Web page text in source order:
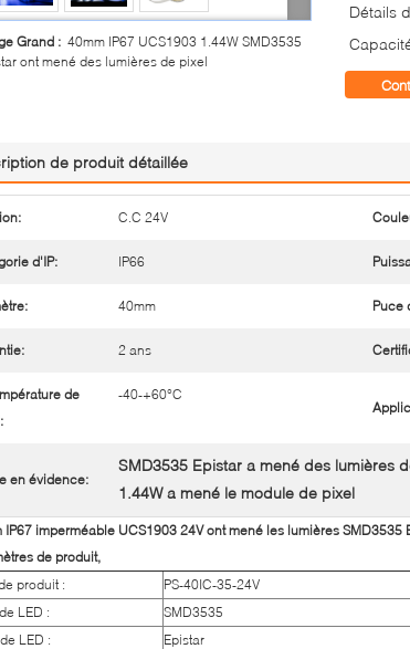
Grand : 40mm IP67 UCS1903 1.44W SMD3535
ont mené des lumières de pixel
Détails
de produit détaillée
C.C 24V
d'IP: IP66
40mm Puce
2 ans
de
-40-+60°C
en évidence:
SMD3535 Epistar a mené des lumières
1.44W a mené le module de pixel
IP67 imperméable UCS1903 24V ont mené les lumières SMD3535
de produit,
produit :
PS-40IC-35-24V
LED :
SMD3535
LED :
Epistar